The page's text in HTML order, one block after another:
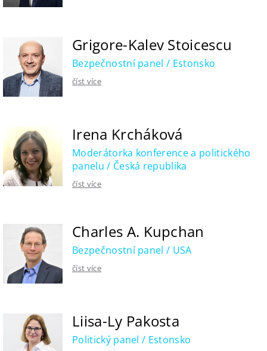
Grigore-Kalev Stoicescu
Bezpečnostní panel / Estonsko
číst více
Irena Krcháková
Moderátorka konference a politického
panelu / Česká republika
číst více
Charles A. Kupchan
Bezpečnostní panel / USA
číst více
Liisa-Ly Pakosta
Politický panel / Estonsko